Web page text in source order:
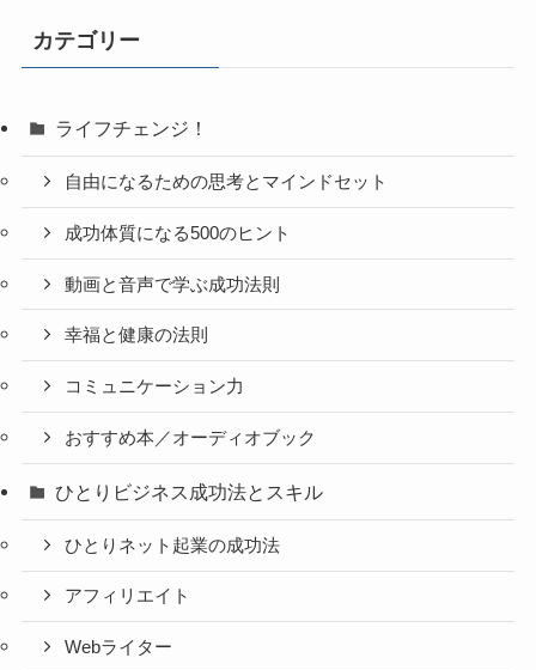
カテゴリー
ライフチェンジ！
自由になるための思考とマインドセット
成功体質になる500のヒント
動画と音声で学ぶ成功法則
幸福と健康の法則
コミュニケーション力
おすすめ本／オーディオブック
ひとりビジネス成功法とスキル
ひとりネット起業の成功法
アフィリエイト
Webライター